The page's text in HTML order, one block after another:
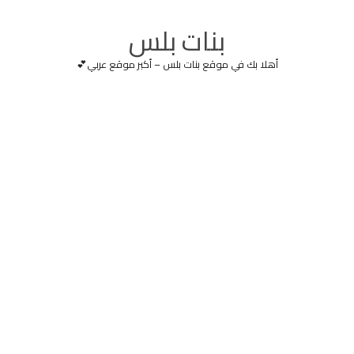
بنات بلس
أهلا بك في موقع بنات بلس – أكبر موقع عربي💕